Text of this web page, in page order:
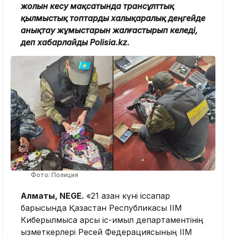
жолын кесу мақсатында трансұлттық
қылмыстық топтарды халықаралық деңгейде
анықтау жұмыстарын жалғастырып келеді,
деп хабарлайды Polisia.kz.
Фото: Полиция
Алматы, NEGE. «21 қазан күні іссапар
барысында Қазақстан Республикасы ІІМ
Киберқылмысқа қарсы іс-қимыл департаментінің
қызметкерлері Ресей Федерациясының ІІМ